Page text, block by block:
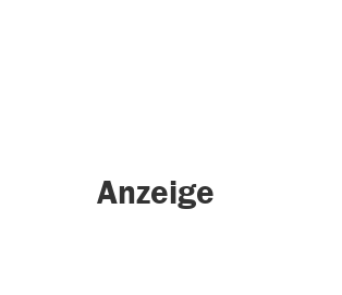
Anzeige